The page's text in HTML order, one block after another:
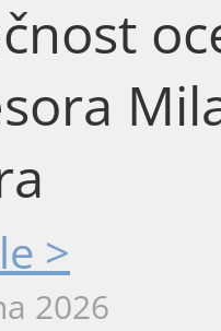
>
2026